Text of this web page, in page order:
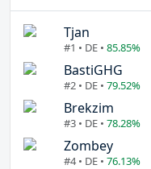
Tjan
#1 • DE • 85.85%
BastiGHG
#2 • DE • 79.52%
Brekzim
#3 • DE • 78.28%
Zombey
#4 • DE • 76.13%